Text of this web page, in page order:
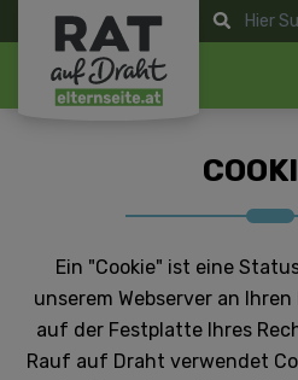
Ein "Cookie" ist eine
unserem Webserver an
auf der Festplatte Ihres
Rauf auf Draht verwendet